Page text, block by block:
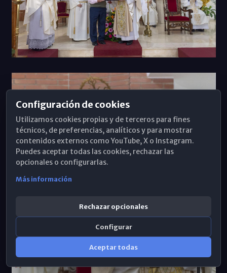
Configuración de cookies
Utilizamos cookies propias y de terceros para fines
técnicos, de preferencias, analíticos y para mostrar
contenidos externos como YouTube, X o Instagram.
Puedes aceptar todas las cookies, rechazar las
opcionales o configurarlas.
Más información
Rechazar opcionales
Configurar
Aceptar todas